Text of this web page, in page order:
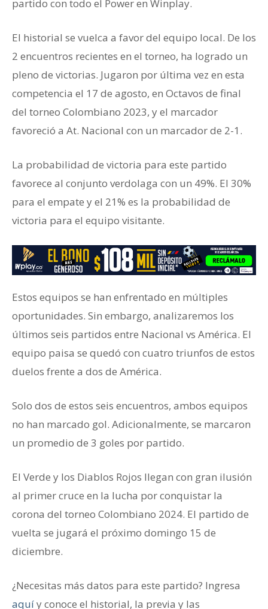
partido con todo el Power en Winplay.
El historial se vuelca a favor del equipo local. De los
2 encuentros recientes en el torneo, ha logrado un
pleno de victorias. Jugaron por última vez en esta
competencia el 17 de agosto, en Octavos de final
del torneo Colombiano 2023, y el marcador
favoreció a At. Nacional con un marcador de 2-1.
La probabilidad de victoria para este partido
favorece al conjunto verdolaga con un 49%. El 30%
para el empate y el 21% es la probabilidad de
victoria para el equipo visitante.
Estos equipos se han enfrentado en múltiples
oportunidades. Sin embargo, analizaremos los
últimos seis partidos entre Nacional vs América. El
equipo paisa se quedó con cuatro triunfos de estos
duelos frente a dos de América.
Solo dos de estos seis encuentros, ambos equipos
no han marcado gol. Adicionalmente, se marcaron
un promedio de 3 goles por partido.
El Verde y los Diablos Rojos llegan con gran ilusión
al primer cruce en la lucha por conquistar la
corona del torneo Colombiano 2024. El partido de
vuelta se jugará el próximo domingo 15 de
diciembre.
¿Necesitas más datos para este partido? Ingresa
aquíy conoce el historial, la previa y las